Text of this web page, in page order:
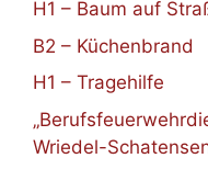
H1 – Baum auf
B2 – Küchenbrand
H1 – Tragehilfe
Wriedel-